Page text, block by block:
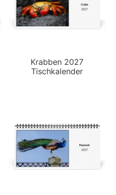
Krabben 2027
Tischkalender